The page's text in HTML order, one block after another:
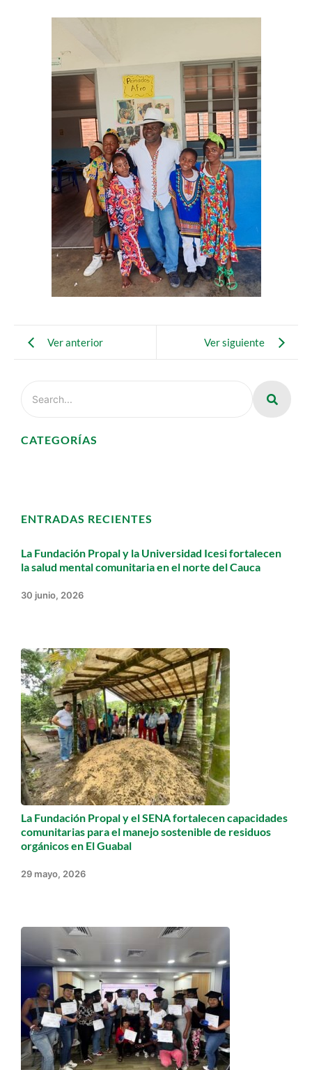
Ver anterior Ver siguiente
CATEGORÍAS
ENTRADAS RECIENTES
La Fundación Propal y la Universidad Icesi fortalecen
la salud mental comunitaria en el norte del Cauca
30 junio, 2026
La Fundación Propal y el SENA fortalecen capacidades
comunitarias para el manejo sostenible de residuos
orgánicos en El Guabal
29 mayo, 2026